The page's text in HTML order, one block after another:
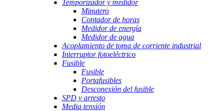
Temporizador y medidor
Minutero
Contador de horas
Medidor de energía
Medidor de agua
Acoplamiento de toma de corriente industrial
Interruptor fotoeléctrico
Fusible
Fusible
Portafusibles
Desconexión del fusible
SPD y arresto
Media tensión